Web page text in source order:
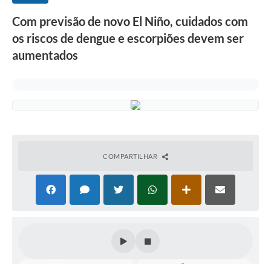
Serviços
Visite Barbacena
PPA - PLANO PLURIANUAL 2026/2029
PCA (Planos de Contratações Anuais)
Com previsão de novo El Niño, cuidados com
os riscos de dengue e escorpiões devem ser
aumentados
COMPARTILHAR